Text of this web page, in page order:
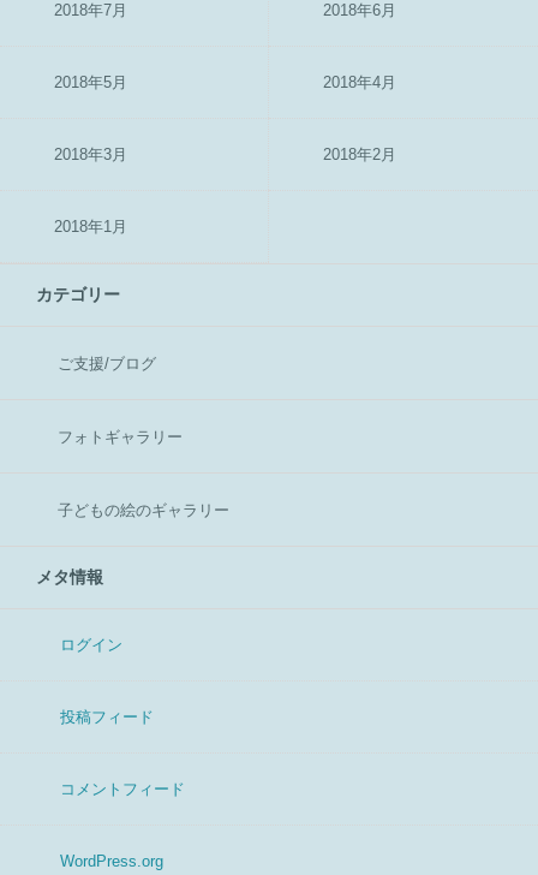
2018年7月 2018年6月
2018年5月 2018年4月
2018年3月 2018年2月
2018年1月
カテゴリー
ご支援/ブログ
フォトギャラリー
子どもの絵のギャラリー
メタ情報
ログイン
投稿フィード
コメントフィード
WordPress.org